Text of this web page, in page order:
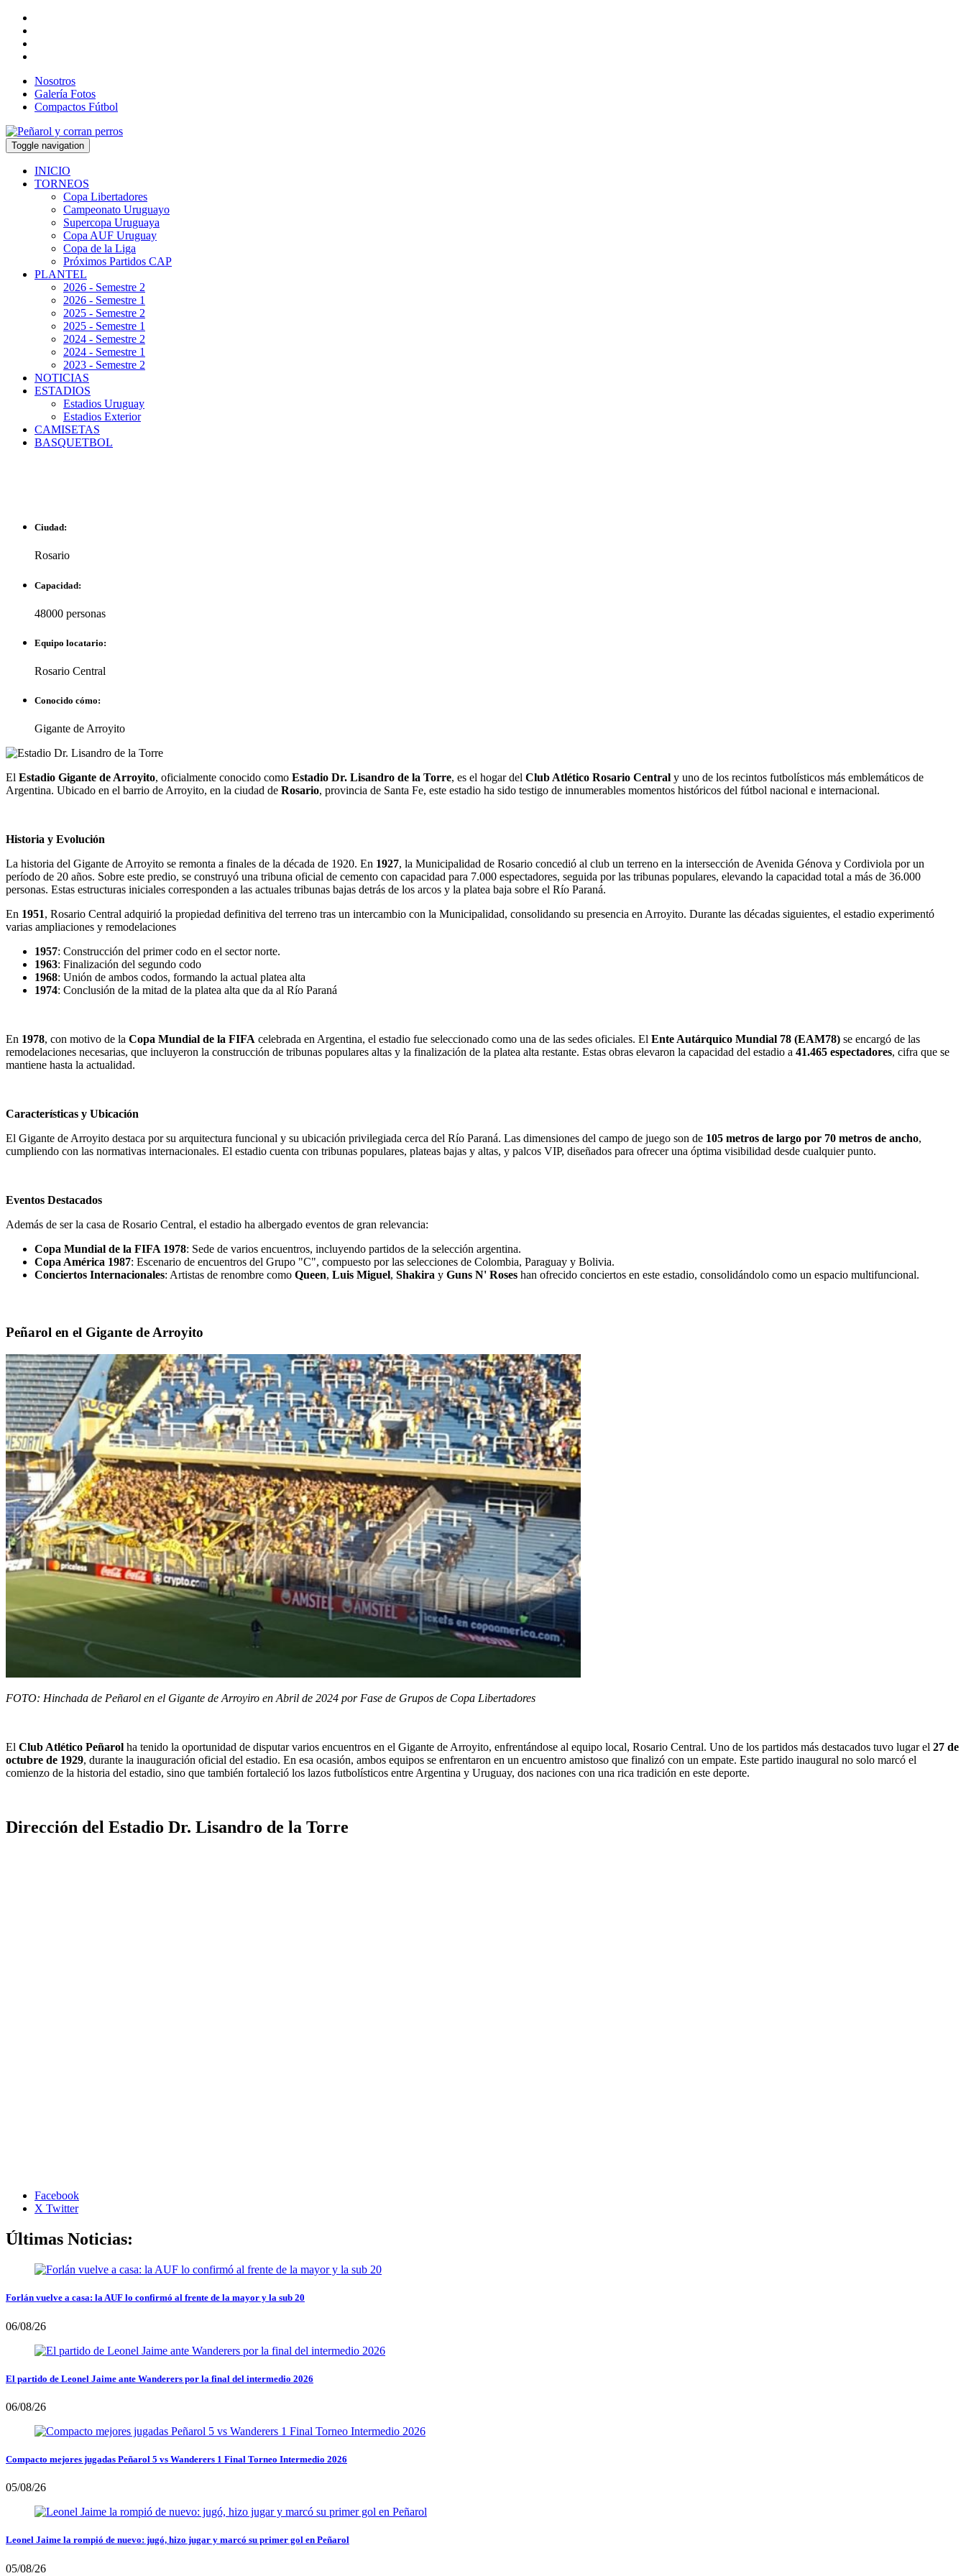
Nosotros
Galería Fotos
Compactos Fútbol
Toggle navigation
INICIO
TORNEOS
Copa Libertadores
Campeonato Uruguayo
Supercopa Uruguaya
Copa AUF Uruguay
Copa de la Liga
Próximos Partidos CAP
PLANTEL
2026 - Semestre 2
2026 - Semestre 1
2025 - Semestre 2
2025 - Semestre 1
2024 - Semestre 2
2024 - Semestre 1
2023 - Semestre 2
NOTICIAS
ESTADIOS
Estadios Uruguay
Estadios Exterior
CAMISETAS
BASQUETBOL
Ciudad:
Rosario
Capacidad:
48000 personas
Equipo locatario:
Rosario Central
Conocido cómo:
Gigante de Arroyito
El Estadio Gigante de Arroyito, oficialmente conocido como Estadio Dr. Lisandro de la Torre, es el hogar del Club Atlético Rosario Central y uno de los recintos futbolísticos más emblemáticos de
Argentina. Ubicado en el barrio de Arroyito, en la ciudad de Rosario, provincia de Santa Fe, este estadio ha sido testigo de innumerables momentos históricos del fútbol nacional e internacional.
Historia y Evolución
La historia del Gigante de Arroyito se remonta a finales de la década de 1920. En 1927, la Municipalidad de Rosario concedió al club un terreno en la intersección de Avenida Génova y Cordiviola por un
período de 20 años. Sobre este predio, se construyó una tribuna oficial de cemento con capacidad para 7.000 espectadores, seguida por las tribunas populares, elevando la capacidad total a más de 36.000
personas. Estas estructuras iniciales corresponden a las actuales tribunas bajas detrás de los arcos y la platea baja sobre el Río Paraná.
En 1951, Rosario Central adquirió la propiedad definitiva del terreno tras un intercambio con la Municipalidad, consolidando su presencia en Arroyito. Durante las décadas siguientes, el estadio experimentó
varias ampliaciones y remodelaciones
1957: Construcción del primer codo en el sector norte.
1963: Finalización del segundo codo
1968: Unión de ambos codos, formando la actual platea alta
1974: Conclusión de la mitad de la platea alta que da al Río Paraná
En 1978, con motivo de la Copa Mundial de la FIFA celebrada en Argentina, el estadio fue seleccionado como una de las sedes oficiales. El Ente Autárquico Mundial 78 (EAM78) se encargó de las
remodelaciones necesarias, que incluyeron la construcción de tribunas populares altas y la finalización de la platea alta restante. Estas obras elevaron la capacidad del estadio a 41.465 espectadores, cifra que se
mantiene hasta la actualidad.
Características y Ubicación
El Gigante de Arroyito destaca por su arquitectura funcional y su ubicación privilegiada cerca del Río Paraná. Las dimensiones del campo de juego son de 105 metros de largo por 70 metros de ancho,
cumpliendo con las normativas internacionales. El estadio cuenta con tribunas populares, plateas bajas y altas, y palcos VIP, diseñados para ofrecer una óptima visibilidad desde cualquier punto.
Eventos Destacados
Además de ser la casa de Rosario Central, el estadio ha albergado eventos de gran relevancia:
Copa Mundial de la FIFA 1978: Sede de varios encuentros, incluyendo partidos de la selección argentina.
Copa América 1987: Escenario de encuentros del Grupo "C", compuesto por las selecciones de Colombia, Paraguay y Bolivia.
Conciertos Internacionales: Artistas de renombre como Queen, Luis Miguel, Shakira y Guns N' Roses han ofrecido conciertos en este estadio, consolidándolo como un espacio multifuncional.
Peñarol en el Gigante de Arroyito
FOTO: Hinchada de Peñarol en el Gigante de Arroyiro en Abril de 2024 por Fase de Grupos de Copa Libertadores
El Club Atlético Peñarol ha tenido la oportunidad de disputar varios encuentros en el Gigante de Arroyito, enfrentándose al equipo local, Rosario Central. Uno de los partidos más destacados tuvo lugar el 27 de
octubre de 1929, durante la inauguración oficial del estadio. En esa ocasión, ambos equipos se enfrentaron en un encuentro amistoso que finalizó con un empate. Este partido inaugural no solo marcó el
comienzo de la historia del estadio, sino que también fortaleció los lazos futbolísticos entre Argentina y Uruguay, dos naciones con una rica tradición en este deporte.
Dirección del Estadio Dr. Lisandro de la Torre
Facebook
X Twitter
Últimas Noticias:
Forlán vuelve a casa: la AUF lo confirmó al frente de la mayor y la sub 20
06/08/26
El partido de Leonel Jaime ante Wanderers por la final del intermedio 2026
06/08/26
Compacto mejores jugadas Peñarol 5 vs Wanderers 1 Final Torneo Intermedio 2026
05/08/26
Leonel Jaime la rompió de nuevo: jugó, hizo jugar y marcó su primer gol en Peñarol
05/08/26